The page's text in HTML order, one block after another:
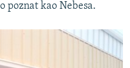
poznat kao Nebesa.